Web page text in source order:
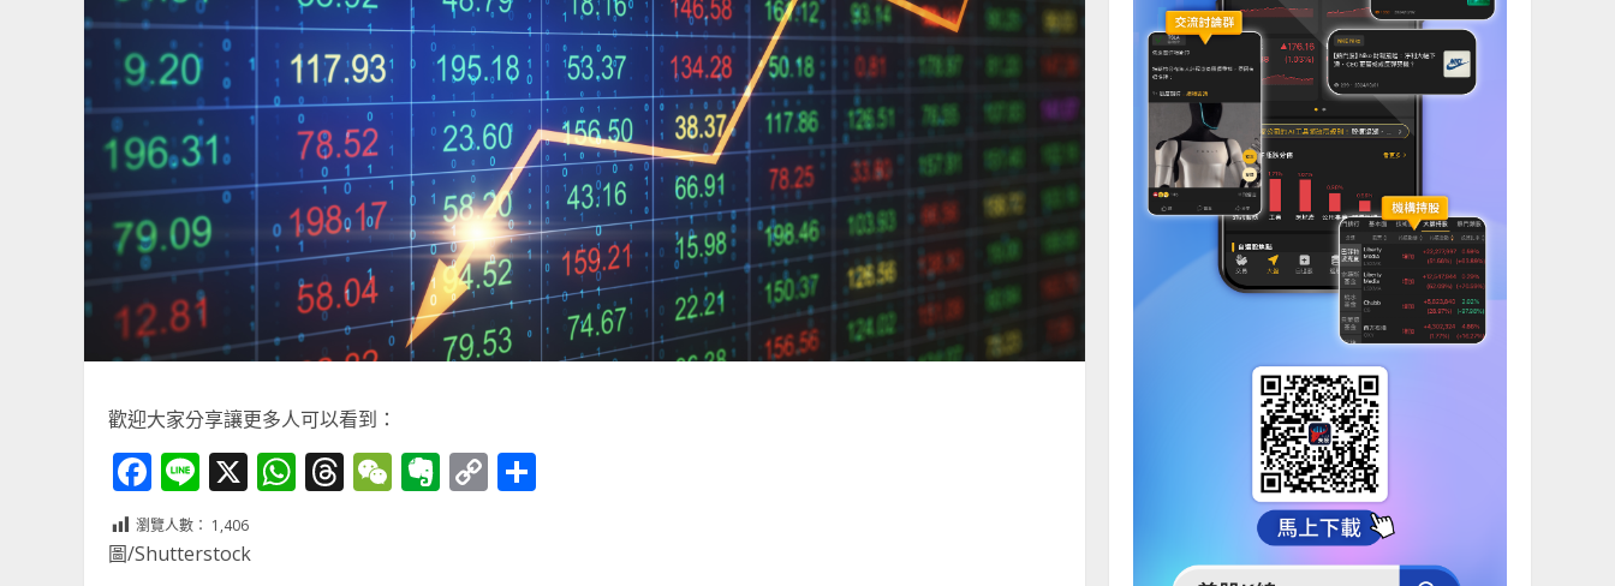
歡迎大家分享讓更多人可以看到：
Facebook
Line
X WhatsApp
Threads
WeChat
Evernote
Copy
瀏覽人數： 1,406
圖/Shutterstock